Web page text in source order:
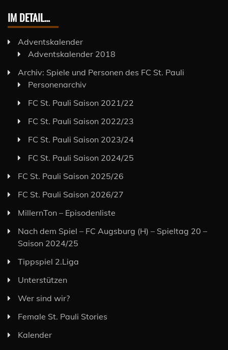
IM DETAIL…
Adventskalender
Adventskalender 2018
Archiv: Spiele und Personen des FC St. Pauli
Personenarchiv
FC St. Pauli Saison 2021/22
FC St. Pauli Saison 2022/23
FC St. Pauli Saison 2023/24
FC St. Pauli Saison 2024/25
FC St. Pauli Saison 2025/26
FC St. Pauli Saison 2026/27
MillernTon – Episodenliste
Nach dem Spiel – FC Augsburg (H) – Spieltag 20 –
Saison 2024/25
Tippspiel 2.Liga
Unterstützen
Wer sind wir?
Female St. Pauli Stories
Kalender